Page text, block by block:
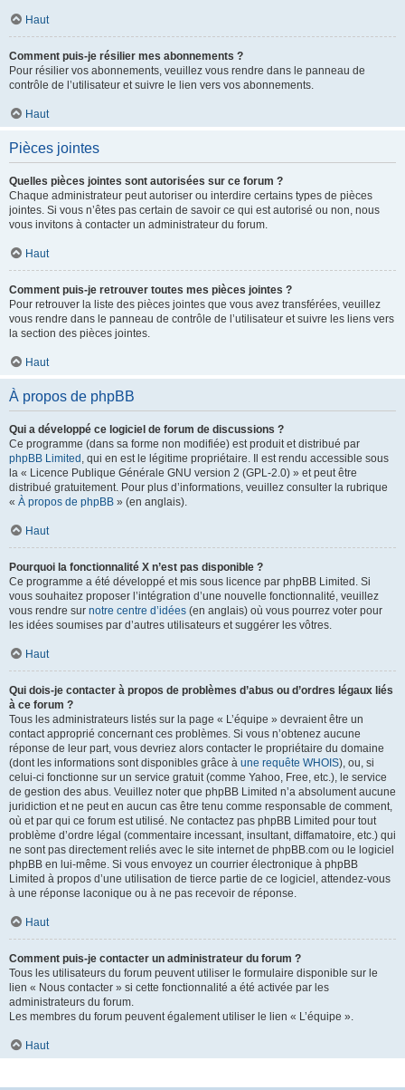
Haut
Comment puis-je résilier mes abonnements ?
Pour résilier vos abonnements, veuillez vous rendre dans le panneau de
contrôle de l’utilisateur et suivre le lien vers vos abonnements.
Haut
Pièces jointes
Quelles pièces jointes sont autorisées sur ce forum ?
Chaque administrateur peut autoriser ou interdire certains types de pièces
jointes. Si vous n’êtes pas certain de savoir ce qui est autorisé ou non, nous
vous invitons à contacter un administrateur du forum.
Haut
Comment puis-je retrouver toutes mes pièces jointes ?
Pour retrouver la liste des pièces jointes que vous avez transférées, veuillez
vous rendre dans le panneau de contrôle de l’utilisateur et suivre les liens vers
la section des pièces jointes.
Haut
À propos de phpBB
Qui a développé ce logiciel de forum de discussions ?
Ce programme (dans sa forme non modifiée) est produit et distribué par
phpBB Limited , qui en est le légitime propriétaire. Il est rendu accessible sous
la « Licence Publique Générale GNU version 2 (GPL-2.0) » et peut être
distribué gratuitement. Pour plus d’informations, veuillez consulter la rubrique
« À propos de phpBB » (en anglais).
Haut
Pourquoi la fonctionnalité X n’est pas disponible ?
Ce programme a été développé et mis sous licence par phpBB Limited. Si
vous souhaitez proposer l’intégration d’une nouvelle fonctionnalité, veuillez
vous rendre sur notre centre d’idées (en anglais) où vous pourrez voter pour
les idées soumises par d’autres utilisateurs et suggérer les vôtres.
Haut
Qui dois-je contacter à propos de problèmes d’abus ou d’ordres légaux liés
à ce forum ?
Tous les administrateurs listés sur la page « L’équipe » devraient être un
contact approprié concernant ces problèmes. Si vous n’obtenez aucune
réponse de leur part, vous devriez alors contacter le propriétaire du domaine
(dont les informations sont disponibles grâce à une requête WHOIS), ou, si
celui-ci fonctionne sur un service gratuit (comme Yahoo, Free, etc.), le service
de gestion des abus. Veuillez noter que phpBB Limited n’a absolument aucune
juridiction et ne peut en aucun cas être tenu comme responsable de comment,
où et par qui ce forum est utilisé. Ne contactez pas phpBB Limited pour tout
problème d’ordre légal (commentaire incessant, insultant, diffamatoire, etc.) qui
ne sont pas directement reliés avec le site internet de phpBB.com ou le logiciel
phpBB en lui-même. Si vous envoyez un courrier électronique à phpBB
Limited à propos d’une utilisation de tierce partie de ce logiciel, attendez-vous
à une réponse laconique ou à ne pas recevoir de réponse.
Haut
Comment puis-je contacter un administrateur du forum ?
Tous les utilisateurs du forum peuvent utiliser le formulaire disponible sur le
lien « Nous contacter » si cette fonctionnalité a été activée par les
administrateurs du forum.
Les membres du forum peuvent également utiliser le lien « L’équipe ».
Haut